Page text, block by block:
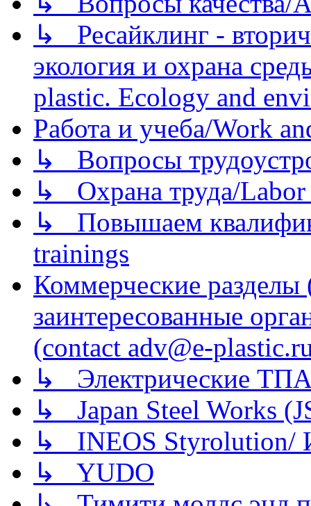
↳ Ресайклинг -
экология и охрана
plastic. Ecology and
Работа и учеба/Work
↳ Вопросы
↳ Охрана труда/Labor
↳ Повышаем
trainings
Коммерческие
заинтересованные
(contact adv@e-
↳ Электрические
↳ Japan Steel Works
↳ INEOS
↳ YUDO